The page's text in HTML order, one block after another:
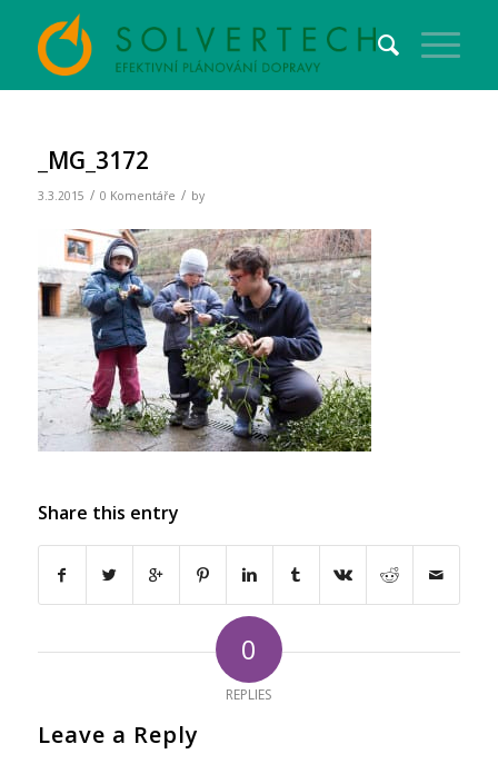
_MG_3172
3.3.2015 / 0 Komentáře / by
Share this entry
0
REPLIES
Leave a Reply